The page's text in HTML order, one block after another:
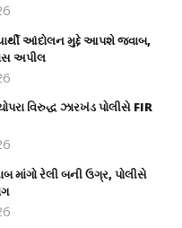
આંદોલન મુદ્દે આપશે જવાબ,
અપીલ
વિરુદ્ધ ઝારખંડ પોલીસે FIR
માંગો રેલી બની ઉગ્ર, પોલીસે